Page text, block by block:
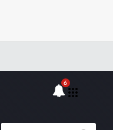
6